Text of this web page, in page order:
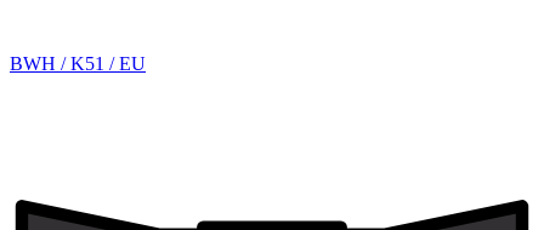
BWH / K51 / EU